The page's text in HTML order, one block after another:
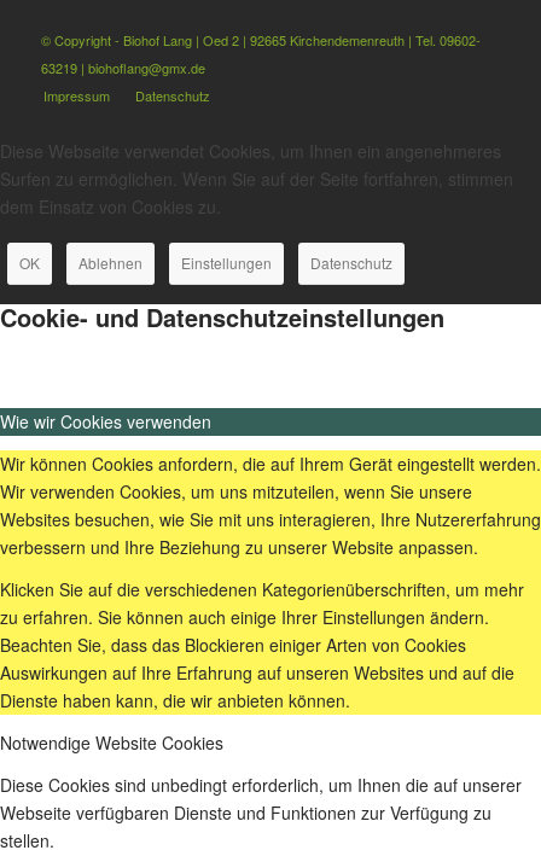
© Copyright - Biohof Lang | Oed 2 | 92665 Kirchendemenreuth | Tel. 09602-
63219 | biohoflang@gmx.de
Impressum
Datenschutz
Diese Webseite verwendet Cookies, um Ihnen ein angenehmeres
Surfen zu ermöglichen. Wenn Sie auf der Seite fortfahren, stimmen
dem Einsatz von Cookies zu.
OK Ablehnen Einstellungen Datenschutz
Cookie- und Datenschutzeinstellungen
Wie wir Cookies verwenden
Wir können Cookies anfordern, die auf Ihrem Gerät eingestellt werden.
Wir verwenden Cookies, um uns mitzuteilen, wenn Sie unsere
Websites besuchen, wie Sie mit uns interagieren, Ihre Nutzererfahrung
verbessern und Ihre Beziehung zu unserer Website anpassen.
Klicken Sie auf die verschiedenen Kategorienüberschriften, um mehr
zu erfahren. Sie können auch einige Ihrer Einstellungen ändern.
Beachten Sie, dass das Blockieren einiger Arten von Cookies
Auswirkungen auf Ihre Erfahrung auf unseren Websites und auf die
Dienste haben kann, die wir anbieten können.
Notwendige Website Cookies
Diese Cookies sind unbedingt erforderlich, um Ihnen die auf unserer
Webseite verfügbaren Dienste und Funktionen zur Verfügung zu
stellen.